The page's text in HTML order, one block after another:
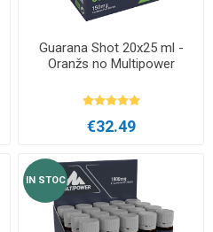
Guarana Shot 20x25 ml -
Oranžs no Multipower
€32.49
IN STOC